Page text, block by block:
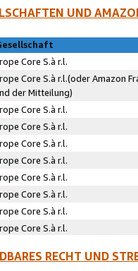
UND
Core S.à r.l.
Core S.à r.l.(oder Amazon
der Mitteilung)
Core S.à r.l.
Core S.à r.l.
Core S.à r.l.
Core S.à r.l.
Core S.à r.l.
Core S.à r.l.
Core S.à r.l.
Core S.à r.l.
RECHT UND